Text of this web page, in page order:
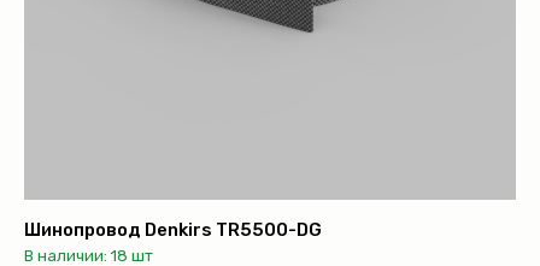
Шинопровод Denkirs TR5500-DG
В наличии: 18 шт